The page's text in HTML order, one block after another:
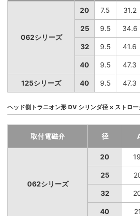
062シリーズ
20 7.5 31.2
25 9.5 34.6
32 9.5 41.6
40 9.5 47.3
125シリーズ 40 9.5 47.3
ヘッド側トラニオン形 DV シリンダ径 × ストロ
取付電磁弁 径
062シリーズ
20
25
32
40